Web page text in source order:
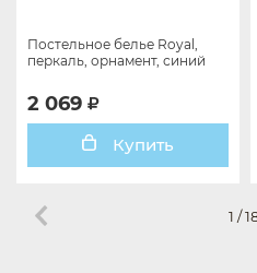
Постельное белье Royal,
перкаль, орнамент, синий
2 069
Купить
1 /